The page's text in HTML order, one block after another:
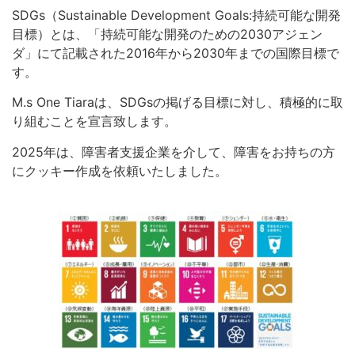
SDGs（Sustainable Development Goals:持続可能な開発
目標）とは、「持続可能な開発のための2030アジェン
ダ」にて記載された2016年から2030年までの国際目標で
す。
M.s One Tiaraは、SDGsの掲げる目標に対し、積極的に取
り組むことを宣言致します。
2025年は、障害者支援企業を介して、障害をお持ちの方
にクッキー作成を依頼いたしました。